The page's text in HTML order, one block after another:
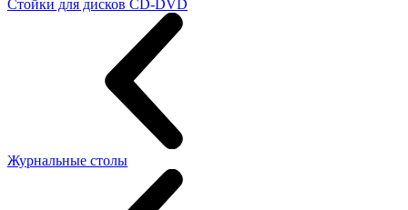
Стойки для дисков CD-DVD
Журнальные столы